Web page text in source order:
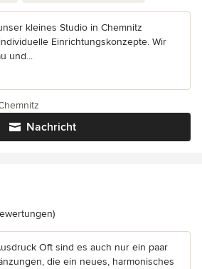
kleines Studio in Chemnitz
Einrichtungskonzepte. Wir
und...
Nachricht
5 von 5 Sternen
Oft sind es auch nur ein paar
die ein neues, harmonisches